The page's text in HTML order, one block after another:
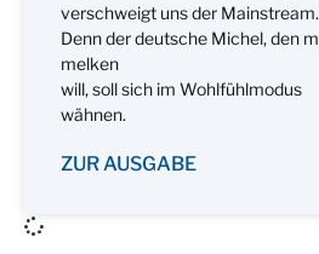
verschweigt uns der Mainstream.
Denn der deutsche Michel, den
melken
will, soll sich im Wohlfühlmodus
wähnen.
ZUR AUSGABE